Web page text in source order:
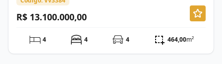
R$ 13.100.000,00
4 4 4 464,00m²